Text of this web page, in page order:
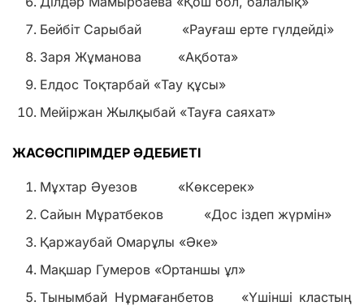
Бейбіт Сарыбай «Рауғаш ерте гүлдейді»
Заря Жұманова «Ақбота»
Елдос Тоқтарбай «Тау құсы»
Мейіржан Жылқыбай «Тауға саяхат»
ЖАСӨСПІРІМДЕР ӘДЕБИЕТІ
Мұхтар Әуезов «Көксерек»
Сайын Мұратбеков «Дос іздеп жүрмін»
Қаржаубай Омарұлы «Әке»
Мақшар Гумеров «Ортаншы ұл»
Тынымбай Нұрмағанбетов «Үшінші кластың